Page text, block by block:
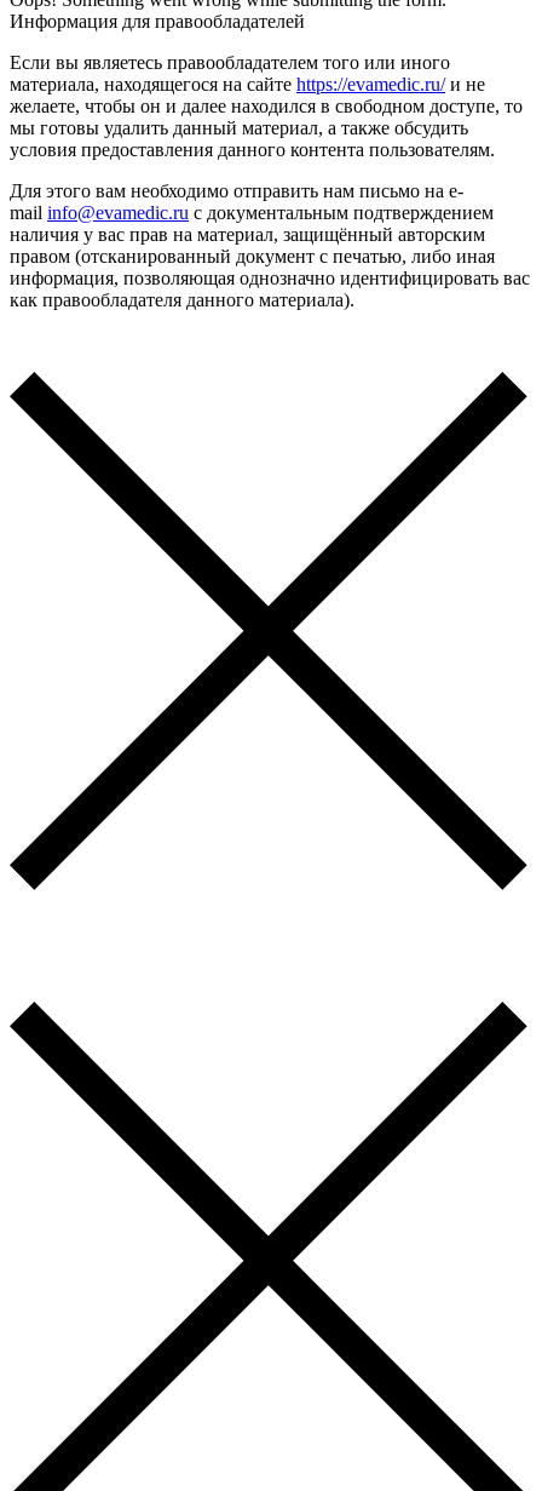
Информация для правообладателей
Если вы являетесь правообладателем того или иного
материала, находящегося на сайте https://evamedic.ru/и не
желаете, чтобы он и далее находился в свободном доступе, то
мы готовы удалить данный материал, а также обсудить
условия предоставления данного контента пользователям.
Для этого вам необходимо отправить нам письмо на e-
mail info@evamedic.ru с документальным подтверждением
наличия у вас прав на материал, защищённый авторским
правом (отсканированный документ с печатью, либо иная
информация, позволяющая однозначно идентифицировать вас
как правообладателя данного материала).